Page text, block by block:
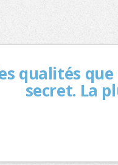
qualités
secret. La